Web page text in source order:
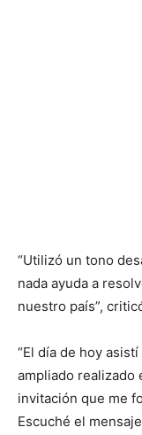
“Utilizó un tono
nada ayuda a
nuestro país”,
“El día de hoy
ampliado realizado
invitación que me
Escuché el